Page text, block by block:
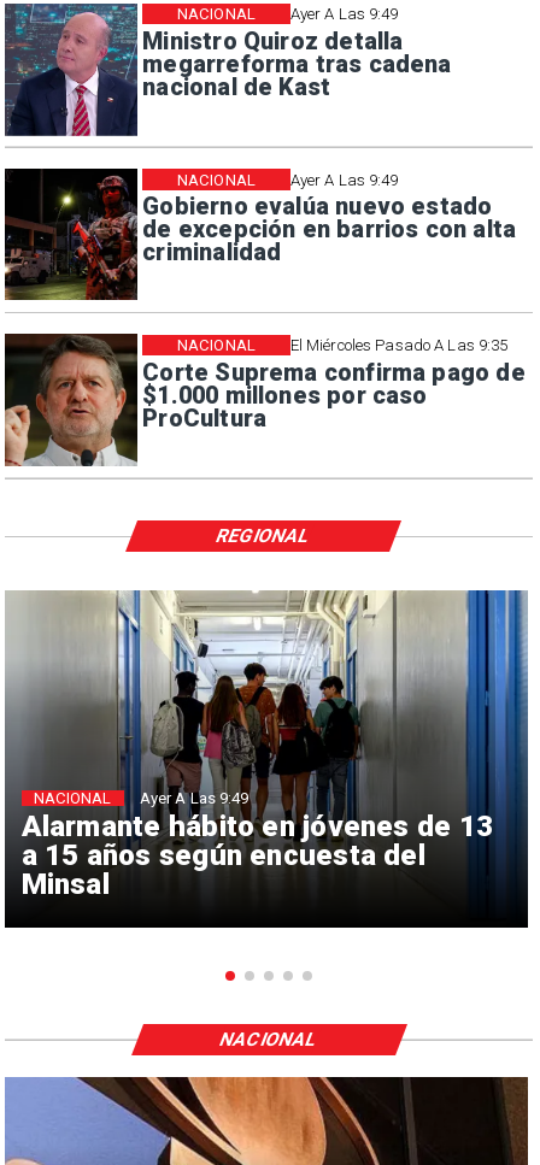
Ayer A Las 9:49
Ministro Quiroz detalla
megarreforma tras cadena
nacional de Kast
NACIONAL
Ayer A Las 9:49
Gobierno evalúa nuevo estado
de excepción en barrios con alta
criminalidad
NACIONAL
El Miércoles Pasado A Las 9:35
Corte Suprema confirma pago de
$1.000 millones por caso
ProCultura
NACIONAL
Alarmante hábito en jóvenes de 13
a 15 años según encuesta del
Minsal
NACIONAL Ayer A Las 9:49
REGIONAL
NACIONAL